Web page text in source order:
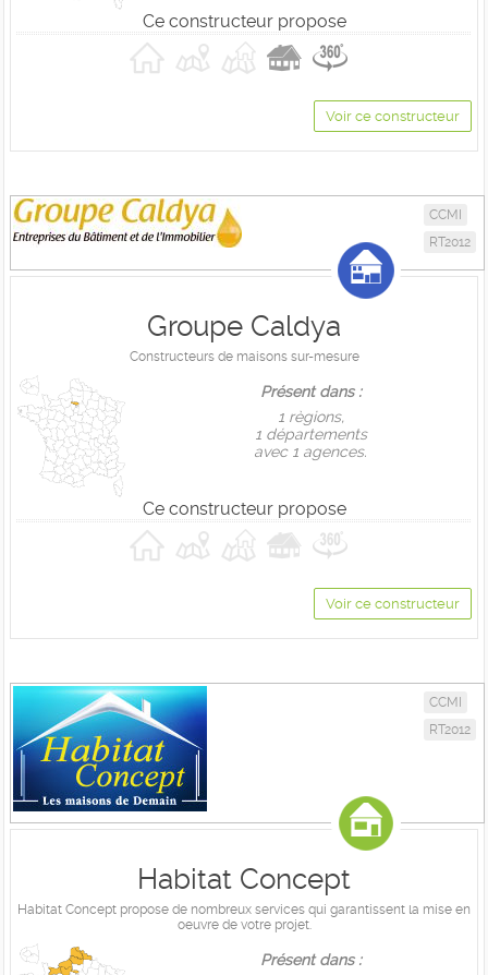
Ce constructeur propose
Voir ce constructeur
CCMI
RT2012
Groupe Caldya
Constructeurs de maisons sur-mesure
Présent dans :
1 règions,
1 départements
avec 1 agences.
Ce constructeur propose
Voir ce constructeur
CCMI
RT2012
Habitat Concept
Habitat Concept propose de nombreux services qui garantissent la mise en
oeuvre de votre projet.
Présent dans :